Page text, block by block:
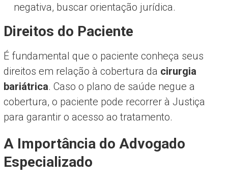
negativa, buscar orientação jurídica.
Direitos do Paciente
É fundamental que o paciente conheça seus
direitos em relação à cobertura da cirurgia
bariátrica. Caso o plano de saúde negue a
cobertura, o paciente pode recorrer à Justiça
para garantir o acesso ao tratamento.
A Importância do Advogado
Especializado